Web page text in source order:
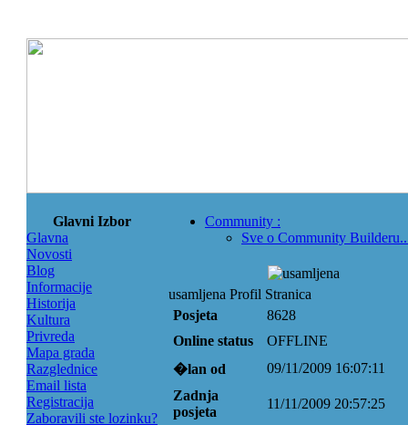
Glavni Izbor
Glavna
Novosti
Blog
Informacije
Historija
Kultura
Privreda
Mapa grada
Razglednice
Email lista
Registracija
Zaboravili ste lozinku?
Community :
Sve o Community
usamljena Profil Stranica
Posjeta
8628
Online status
OFFLINE
�lan od
09/11/2009 16:07:11
Zadnja
posjeta
11/11/2009 20:57:25